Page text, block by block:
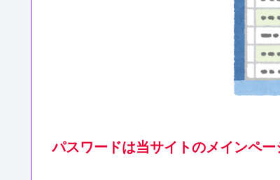
パスワードは当サイトのメインペ